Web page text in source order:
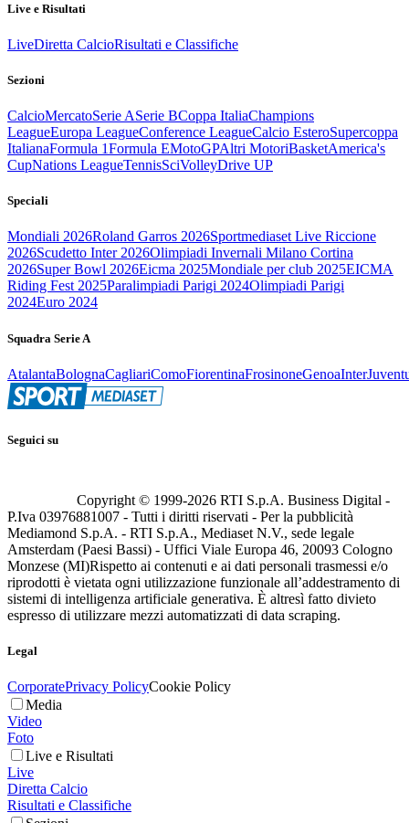
Live e Risultati
LiveDiretta CalcioRisultati e Classifiche
Sezioni
CalcioMercatoSerie ASerie BCoppa ItaliaChampions
LeagueEuropa LeagueConference LeagueCalcio EsteroSupercoppa
ItalianaFormula 1Formula EMotoGPAltri MotoriBasketAmerica's
CupNations LeagueTennisSciVolleyDrive UP
Speciali
Mondiali 2026Roland Garros 2026Sportmediaset Live Riccione
2026Scudetto Inter 2026Olimpiadi Invernali Milano Cortina
2026Super Bowl 2026Eicma 2025Mondiale per club 2025EICMA
Riding Fest 2025Paralimpiadi Parigi 2024Olimpiadi Parigi
2024Euro 2024
Squadra Serie A
AtalantaBolognaCagliariComoFiorentinaFrosinoneGenoaInter
Seguici su
Copyright © 1999-2026 RTI S.p.A. Business Digital -
P.Iva 03976881007 - Tutti i diritti riservati - Per la pubblicità
Mediamond S.p.A. - RTI S.p.A., Mediaset N.V., sede legale
Amsterdam (Paesi Bassi) - Uffici Viale Europa 46, 20093 Cologno
Monzese (MI)Rispetto ai contenuti e ai dati personali trasmessi e/o
riprodotti è vietata ogni utilizzazione funzionale all’addestramento di
sistemi di intelligenza artificiale generativa. È altresì fatto divieto
espresso di utilizzare mezzi automatizzati di data scraping.
Legal
CorporatePrivacy PolicyCookie Policy
Media
Video
Foto
Live e Risultati
Live
Diretta Calcio
Risultati e Classifiche